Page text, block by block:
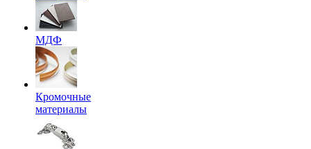
МДФ
Кромочные
материалы